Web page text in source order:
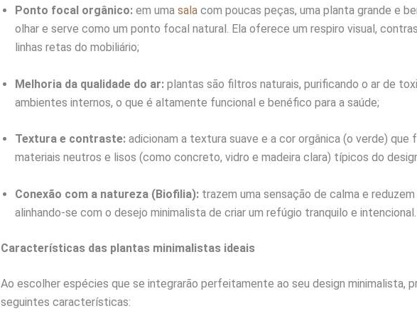
Ponto focal orgânico: em uma sala com poucas peças, uma planta grande e
olhar e serve como um ponto focal natural. Ela oferece um respiro visual,
linhas retas do mobiliário;
Melhoria da qualidade do ar: plantas são filtros naturais, purificando o ar de
ambientes internos, o que é altamente funcional e benéfico para a saúde;
Textura e contraste: adicionam a textura suave e a cor orgânica (o verde) que
materiais neutros e lisos (como concreto, vidro e madeira clara) típicos do
Conexão com a natureza (Biofilia): trazem uma sensação de calma e
alinhando-se com o desejo minimalista de criar um refúgio tranquilo e intencional.
Características das plantas minimalistas ideais
Ao escolher espécies que se integrarão perfeitamente ao seu design minimalista,
seguintes características: